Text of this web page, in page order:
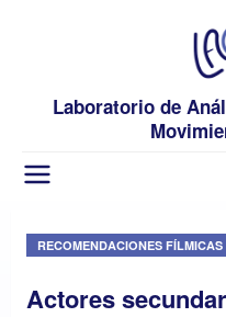
Laboratorio de
RECOMENDACIONES FÍLMICAS
Actores